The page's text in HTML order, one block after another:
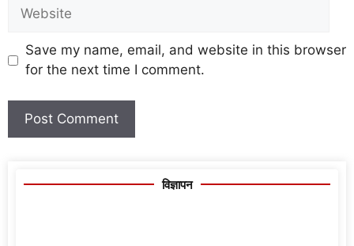
Save my name, email, and website in this browser
for the next time I comment.
विज्ञापन